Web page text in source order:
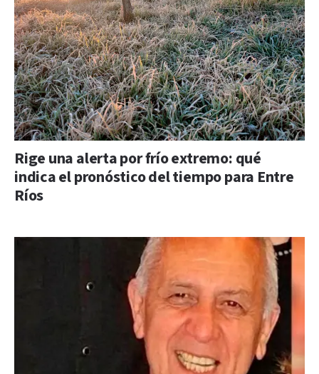
Rige una alerta por frío extremo: qué
indica el pronóstico del tiempo para Entre
Ríos